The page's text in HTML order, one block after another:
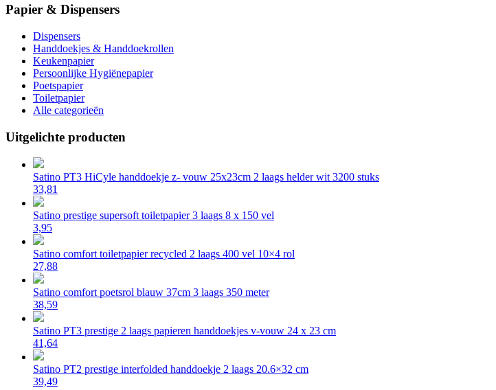
Papier & Dispensers
Dispensers
Handdoekjes & Handdoekrollen
Keukenpapier
Persoonlijke Hygiënepapier
Poetspapier
Toiletpapier
Alle categorieën
Uitgelichte producten
Satino PT3 HiCyle handdoekje z- vouw 25x23cm 2 laags helder wit 3200 stuks
33,81
Satino prestige supersoft toiletpapier 3 laags 8 x 150 vel
3,95
Satino comfort toiletpapier recycled 2 laags 400 vel 10×4 rol
27,88
Satino comfort poetsrol blauw 37cm 3 laags 350 meter
38,59
Satino PT3 prestige 2 laags papieren handdoekjes v-vouw 24 x 23 cm
41,64
Satino PT2 prestige interfolded handdoekje 2 laags 20.6×32 cm
39,49